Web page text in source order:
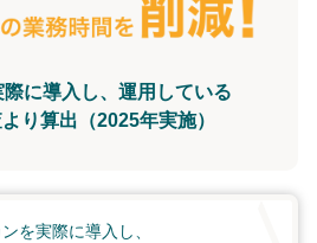
に導入し、運用している
り算出（2025年実施）
を実際に導入し、